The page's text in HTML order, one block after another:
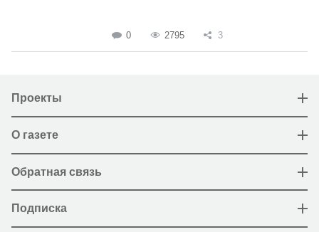
0 2795 3
Проекты
О газете
Обратная связь
Подписка